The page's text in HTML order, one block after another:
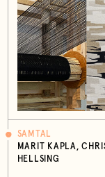
SAMTAL
MARIT KAPLA,
HELLSING